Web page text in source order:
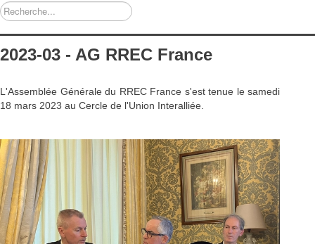
Rechercher
2023-03 - AG RREC France
L'Assemblée Générale du RREC France s'est tenue le samedi
18 mars 2023 au Cercle de l'Union Interalliée.